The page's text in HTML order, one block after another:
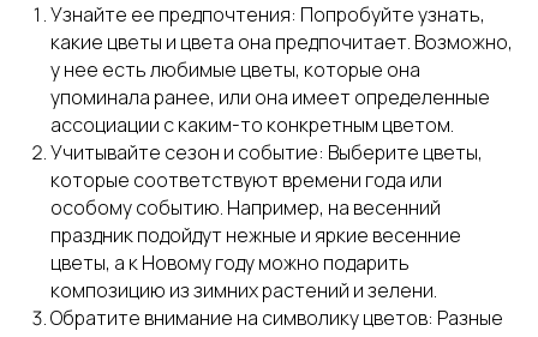
Узнайте ее предпочтения: Попробуйте узнать,
какие цветы и цвета она предпочитает. Возможно,
у нее есть любимые цветы, которые она
упоминала ранее, или она имеет определенные
ассоциации с каким-то конкретным цветом.
Учитывайте сезон и событие: Выберите цветы,
которые соответствуют времени года или
особому событию. Например, на весенний
праздник подойдут нежные и яркие весенние
цветы, а к Новому году можно подарить
композицию из зимних растений и зелени.
Обратите внимание на символику цветов: Разные